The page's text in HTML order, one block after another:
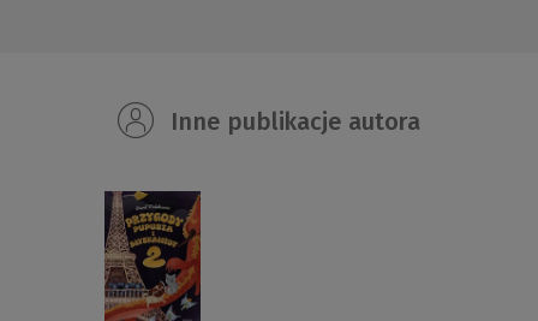
Inne publikacje autora